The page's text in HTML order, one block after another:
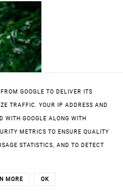
GOOGLE TO DELIVER ITS
TRAFFIC. YOUR IP ADDRESS AND
WITH GOOGLE ALONG WITH
METRICS TO ENSURE QUALITY
STATISTICS, AND TO DETECT
MORE OK